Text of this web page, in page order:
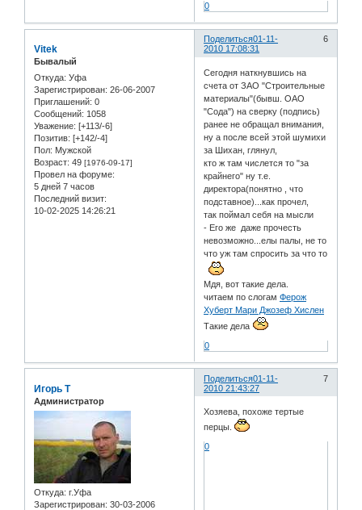
0
Поделиться 6
01-11-
2010 17:08:31
Vitek
Бывалый
Откуда: Уфа
Зарегистрирован: 26-06-2007
Приглашений: 0
Сообщений: 1058
Уважение: [+113/-6]
Позитив: [+142/-4]
Пол: Мужской
Возраст: 49 [1976-09-17]
Провел на форуме:
5 дней 7 часов
Последний визит:
10-02-2025 14:26:21
Сегодня наткнувшись на
счета от ЗАО "Строительные
материалы"(бывш. ОАО
"Сода") на сверку (подпись)
ранее не обращал внимания,
ну а после всей этой шумихи
за Шихан, глянул,
кто ж там числется то "за
крайнего" ну т.е.
директора(понятно , что
подставное)...как прочел,
так поймал себя на мысли
- Его же даже прочесть
невозможно...елы палы, не то
что уж там спросить за что то
Мдя, вот такие дела.
читаем по слогамФерож
Хуберт Мари Джозеф Хислен
Такие дела
0
Поделиться 7
01-11-
2010 21:43:27
Игорь Т
Администратор
Откуда: г.Уфа
Зарегистрирован: 30-03-2006
Хозяева, похоже тертые
перцы.
0